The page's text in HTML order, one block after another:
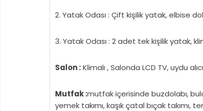
2. Yatak Odası : Çift kişilik yatak, elbise
3. Yatak Odası : 2 adet tek kişilik yatak,
Salon :Klimalı , Salonda LCD TV, uydu
Mutfak :mutfak içerisinde buzdolabı,
yemek takımı, kaşık çatal bıçak